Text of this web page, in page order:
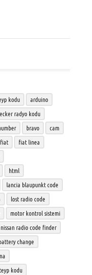
kodu
arduino
radyo kodu
bravo
cam
fiat
fiat linea
html
lancia blaupunkt code
lost radio code
motor kontrol sistemi
nissan radio code finder
change
kodu